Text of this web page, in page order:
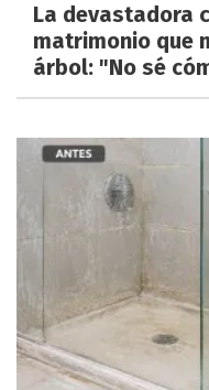
La devastadora
matrimonio que
árbol: "No sé